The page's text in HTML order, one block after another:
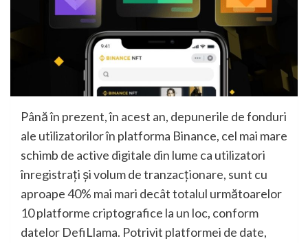
Până în prezent, în acest an, depunerile de fonduri
ale utilizatorilor în platforma Binance, cel mai mare
schimb de active digitale din lume ca utilizatori
înregistrați și volum de tranzacționare, sunt cu
aproape 40% mai mari decât totalul următoarelor
10 platforme criptografice la un loc, conform
datelor DefiLlama. Potrivit platformei de date,